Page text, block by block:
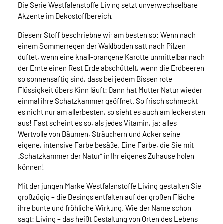
Die Serie Westfalenstoffe Living setzt unverwechselbare
Akzente im Dekostoffbereich.
Diesenr Stoff beschriebne wir am besten so: Wenn nach
einem Sommerregen der Waldboden satt nach Pilzen
duftet, wenn eine knall-orangene Karotte unmittelbar nach
der Ernte einen Rest Erde abschüttelt, wenn die Erdbeeren
so sonnensaftig sind, dass bei jedem Bissen rote
Flüssigkeit übers Kinn läuft: Dann hat Mutter Natur wieder
einmal ihre Schatzkammer geöffnet. So frisch schmeckt
es nicht nur am allerbesten, so sieht es auch am leckersten
aus! Fast scheint es so, als jedes Vitamin, ja: alles
Wertvolle von Bäumen, Sträuchern und Acker seine
eigene, intensive Farbe besäße. Eine Farbe, die Sie mit
„Schatzkammer der Natur“ in Ihr eigenes Zuhause holen
können!
Mit der jungen Marke Westfalenstoffe Living gestalten Sie
großzügig – die Desings entfalten auf der großen Fläche
ihre bunte und fröhliche Wirkung. Wie der Name schon
sagt: Living – das heißt Gestaltung von Orten des Lebens